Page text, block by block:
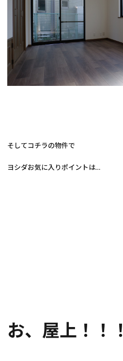
そしてコチラの物件で
ヨシダお気に入りポイントは…
お、屋上！！！